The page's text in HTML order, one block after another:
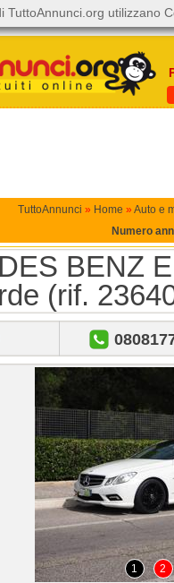
TuttoAnnunci » Home » Auto e
Numero
BENZ
(rif.
1 2
TuttoAnnunci.org utilizzano